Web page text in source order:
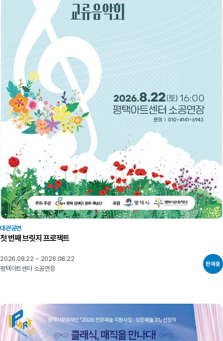
대관공연
첫 번째 브릿지 프로젝트
2026.08.22 ~ 2026.08.22
평택아트센터 소공연장
판매중